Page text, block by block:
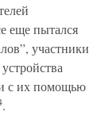
еще пытался
участники
и с их помощью
.